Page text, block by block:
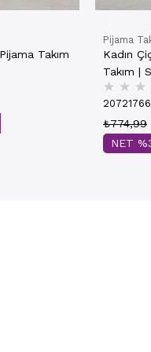
Pijama
Kadın
Takım |
★ ★ ★
₺774,99
NET